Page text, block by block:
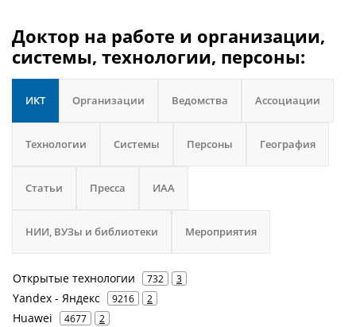
Доктор на работе и организации,
системы, технологии, персоны:
ИКТ Организации Ведомства Ассоциации
Технологии Системы Персоны География
Статьи Пресса ИАА
НИИ, ВУЗы и библиотеки Мероприятия
Открытые технологии 732 3
Yandex - Яндекс 9216 2
Huawei 4677 2